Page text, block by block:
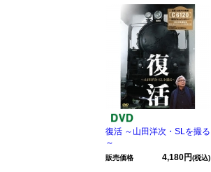
復活 ～山田洋次・SLを撮る
～
販売価格 4,180円(税込)